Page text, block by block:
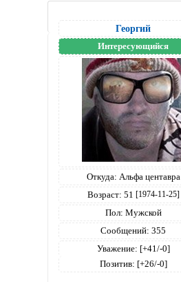
Георгий
Интересующийся
Откуда: Альфа центавра
Возраст: 51 [1974-11-25]
Пол: Мужской
Сообщений: 355
Уважение: [+41/-0]
Позитив: [+26/-0]